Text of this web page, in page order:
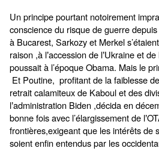
Un principe pourtant notoirement
conscience du risque de guerre
à Bucarest, Sarkozy et Merkel
raison ,à l’accession de l’Ukraine et
poussait à l’époque Obama. Mais le
Et Poutine, profitant de la faiblesse
retrait calamiteux de Kaboul et des
l’administration Biden ,décida en
bonne fois avec l’élargissement de l’
frontières,exigeant que les intérêts de
soient enfin entendus par les